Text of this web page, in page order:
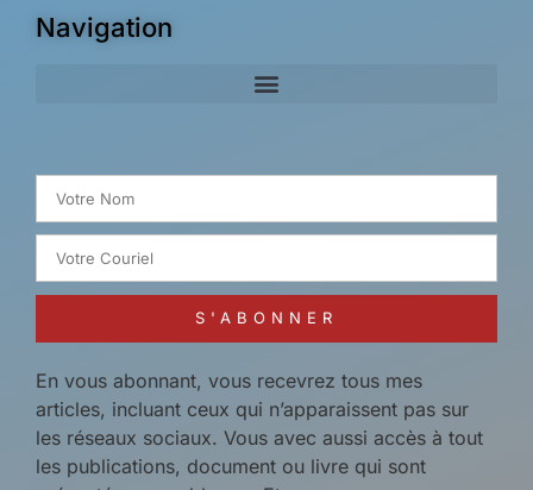
Navigation
S'ABONNER
En vous abonnant, vous recevrez tous mes
articles, incluant ceux qui n’apparaissent pas sur
les réseaux sociaux. Vous avec aussi accès à tout
les publications, document ou livre qui sont